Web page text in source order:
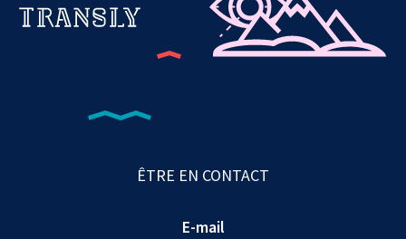
ÊTRE EN CONTACT
E-mail